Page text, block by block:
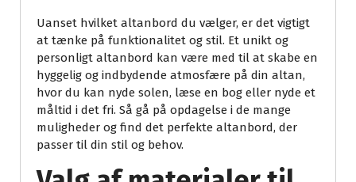
Uanset hvilket altanbord du vælger, er det vigtigt
at tænke på funktionalitet og stil. Et unikt og
personligt altanbord kan være med til at skabe en
hyggelig og indbydende atmosfære på din altan,
hvor du kan nyde solen, læse en bog eller nyde et
måltid i det fri. Så gå på opdagelse i de mange
muligheder og find det perfekte altanbord, der
passer til din stil og behov.